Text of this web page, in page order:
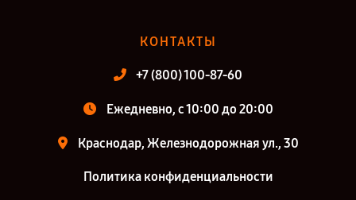
КОНТАКТЫ
+7 (800) 100-87-60
Ежедневно, с 10:00 до 20:00
Краснодар, Железнодорожная ул., 30
Политика конфиденциальности